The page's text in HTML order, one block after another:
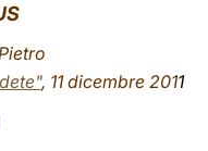
, 11 dicembre 2011